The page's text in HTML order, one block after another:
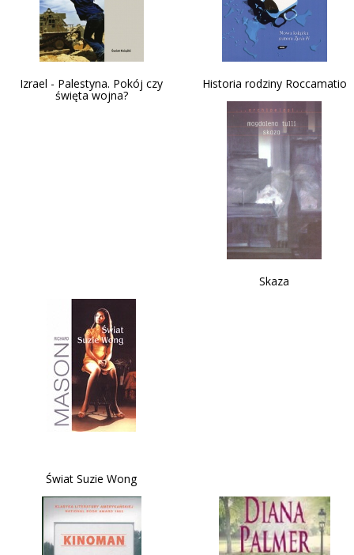
Izrael - Palestyna. Pokój czy
święta wojna?
Historia rodziny Roccamatio
Skaza
Świat Suzie Wong